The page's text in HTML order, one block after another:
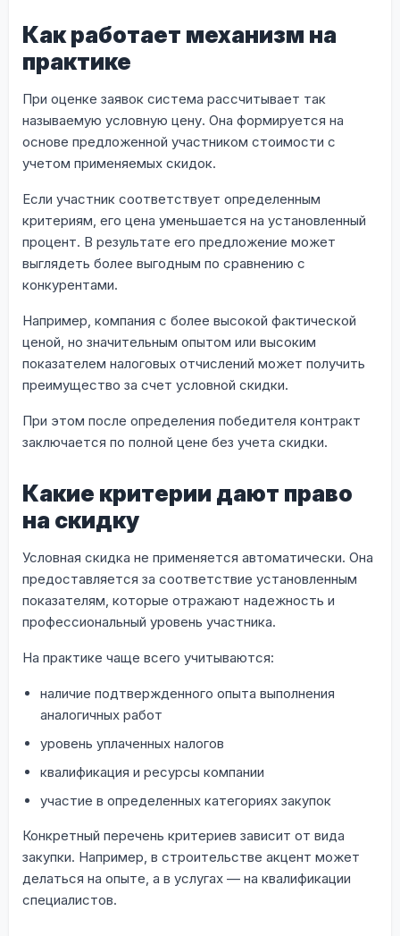
Как работает механизм на
практике
При оценке заявок система рассчитывает так
называемую условную цену. Она формируется на
основе предложенной участником стоимости с
учетом применяемых скидок.
Если участник соответствует определенным
критериям, его цена уменьшается на установленный
процент. В результате его предложение может
выглядеть более выгодным по сравнению с
конкурентами.
Например, компания с более высокой фактической
ценой, но значительным опытом или высоким
показателем налоговых отчислений может получить
преимущество за счет условной скидки.
При этом после определения победителя контракт
заключается по полной цене без учета скидки.
Какие критерии дают право
на скидку
Условная скидка не применяется автоматически. Она
предоставляется за соответствие установленным
показателям, которые отражают надежность и
профессиональный уровень участника.
На практике чаще всего учитываются:
наличие подтвержденного опыта выполнения
аналогичных работ
уровень уплаченных налогов
квалификация и ресурсы компании
участие в определенных категориях закупок
Конкретный перечень критериев зависит от вида
закупки. Например, в строительстве акцент может
делаться на опыте, а в услугах — на квалификации
специалистов.